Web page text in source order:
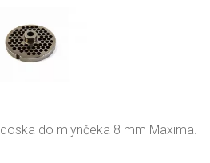
do mlynčeka 8 mm Maxima.